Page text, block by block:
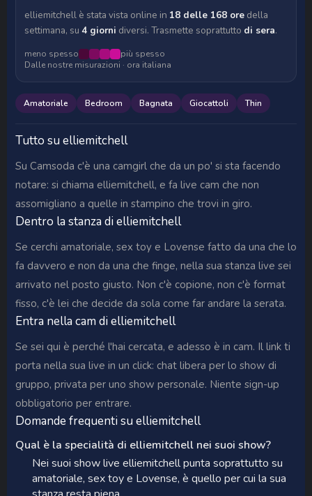
elliemitchell è stata vista online in 18 delle 168 ore della
settimana, su 4 giorni diversi. Trasmette soprattutto di sera.
meno spesso
più spesso
Dalle nostre misurazioni · ora italiana
Amatoriale Bedroom Bagnata Giocattoli Thin
Tutto su elliemitchell
Su Camsoda c'è una camgirl che da un po' si sta facendo
notare: si chiama elliemitchell, e fa live cam che non
assomigliano a quelle in stampino che trovi in giro.
Dentro la stanza di elliemitchell
Se cerchi amatoriale, sex toy e Lovense fatto da una che lo
fa davvero e non da una che finge, nella sua stanza live sei
arrivato nel posto giusto. Non c'è copione, non c'è format
fisso, c'è lei che decide da sola come far andare la serata.
Entra nella cam di elliemitchell
Se sei qui è perché l'hai cercata, e adesso è in cam. Il link ti
porta nella sua live in un click: chat libera per lo show di
gruppo, privata per uno show personale. Niente sign-up
obbligatorio per entrare.
Domande frequenti su elliemitchell
Qual è la specialità di elliemitchell nei suoi show?
Nei suoi show live elliemitchell punta soprattutto su
amatoriale, sex toy e Lovense, è quello per cui la sua